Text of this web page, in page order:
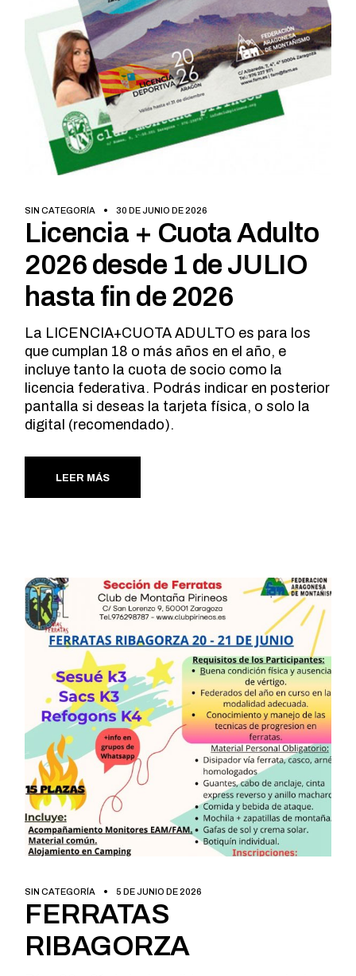
SIN CATEGORÍA 30 DE JUNIO DE 2026
Licencia + Cuota Adulto
2026 desde 1 de JULIO
hasta fin de 2026
La LICENCIA+CUOTA ADULTO es para los
que cumplan 18 o más años en el año, e
incluye tanto la cuota de socio como la
licencia federativa. Podrás indicar en posterior
pantalla si deseas la tarjeta física, o solo la
digital (recomendado).
LEER MÁS
SIN CATEGORÍA 5 DE JUNIO DE 2026
FERRATAS
RIBAGORZA